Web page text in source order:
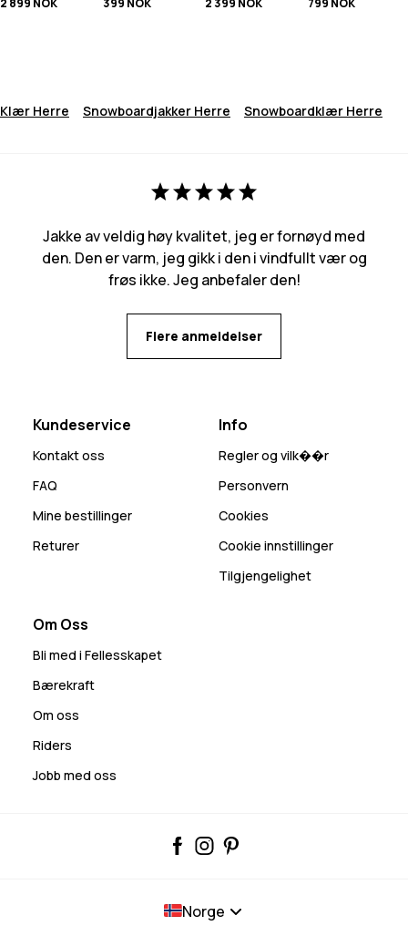
2 899 NOK
399 NOK
2 399 NOK
799 NOK
Klær Herre Snowboardjakker Herre Snowboardklær Herre
Jakke av veldig høy kvalitet, jeg er fornøyd med
den. Den er varm, jeg gikk i den i vindfullt vær og
frøs ikke. Jeg anbefaler den!
Flere anmeldelser
Kundeservice
Kontakt oss
FAQ
Mine bestillinger
Returer
Info
Regler og vilk��r
Personvern
Cookies
Cookie innstillinger
Tilgjengelighet
Om Oss
Bli med i Fellesskapet
Bærekraft
Om oss
Riders
Jobb med oss
Norge